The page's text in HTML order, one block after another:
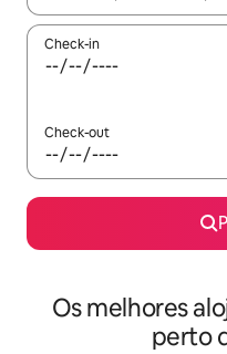
Check-in
Check-out
Os melhores
perto